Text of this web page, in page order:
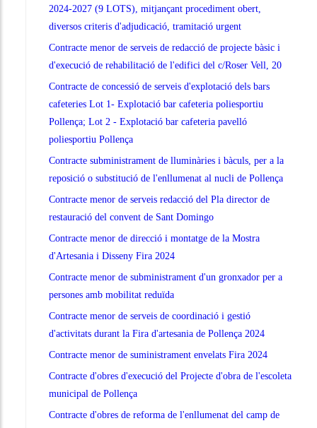
2024-2027 (9 LOTS), mitjançant procediment obert,
diversos criteris d'adjudicació, tramitació urgent
Contracte menor de serveis de redacció de projecte bàsic i
d'execució de rehabilitació de l'edifici del c/Roser Vell, 20
Contracte de concessió de serveis d'explotació dels bars
cafeteries Lot 1- Explotació bar cafeteria poliesportiu
Pollença; Lot 2 - Explotació bar cafeteria pavelló
poliesportiu Pollença
Contracte subministrament de lluminàries i bàculs, per a la
reposició o substitució de l'enllumenat al nucli de Pollença
Contracte menor de serveis redacció del Pla director de
restauració del convent de Sant Domingo
Contracte menor de direcció i montatge de la Mostra
d'Artesania i Disseny Fira 2024
Contracte menor de subministrament d'un gronxador per a
persones amb mobilitat reduïda
Contracte menor de serveis de coordinació i gestió
d'activitats durant la Fira d'artesania de Pollença 2024
Contracte menor de suministrament envelats Fira 2024
Contracte d'obres d'execució del Projecte d'obra de l'escoleta
municipal de Pollença
Contracte d'obres de reforma de l'enllumenat del camp de